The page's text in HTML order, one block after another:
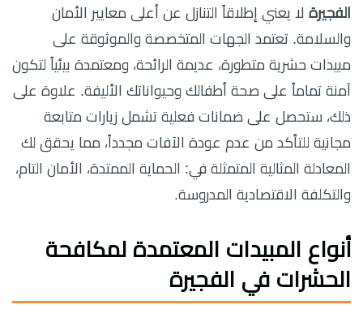
الفجيرة لا يعني إطلاقاً التنازل عن أعلى معايير الأمان
والسلامة. تعتمد الجهات المتخصصة والموثوقة على
مبيدات حشرية متطورة، عديمة الرائحة، ومعتمدة بيئياً لتكون
آمنة تماماً على صحة أطفالك وحيواناتك الأليفة. علاوة على
ذلك، ستحصل على ضمانات فعلية تشمل زيارات متابعة
مجانية للتأكد من عدم عودة الآفات مجدداً، مما يحقق لك
المعادلة المثالية المتمثلة في: الحماية الممتدة، الأمان التام،
والتكلفة الاقتصادية المدروسة.
أنواع المبيدات المعتمدة لمكافحة
الحشرات في الفجيرة